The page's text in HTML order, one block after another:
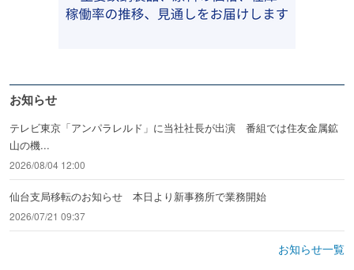
お知らせ
テレビ東京「アンパラレルド」に当社社長が出演 番組では住友金属鉱
山の機...
2026/08/04 12:00
仙台支局移転のお知らせ 本日より新事務所で業務開始
2026/07/21 09:37
お知らせ一覧